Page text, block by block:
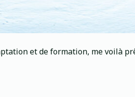
et de formation, me voilà